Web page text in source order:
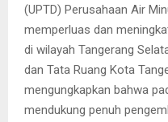
(UPTD) Perusahaan Air
memperluas dan
di wilayah Tangerang
dan Tata Ruang Kota
mengungkapkan bahwa
mendukung penuh